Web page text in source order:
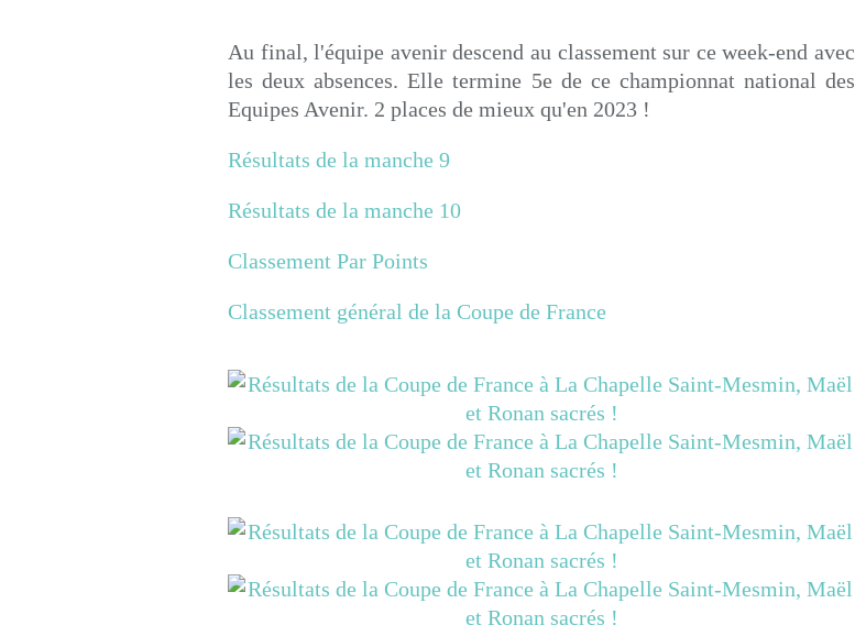
Au final, l'équipe avenir descend au classement sur ce week-end avec
les deux absences. Elle termine 5e de ce championnat national des
Equipes Avenir. 2 places de mieux qu'en 2023 !
Résultats de la manche 9
Résultats de la manche 10
Classement Par Points
Classement général de la Coupe de France